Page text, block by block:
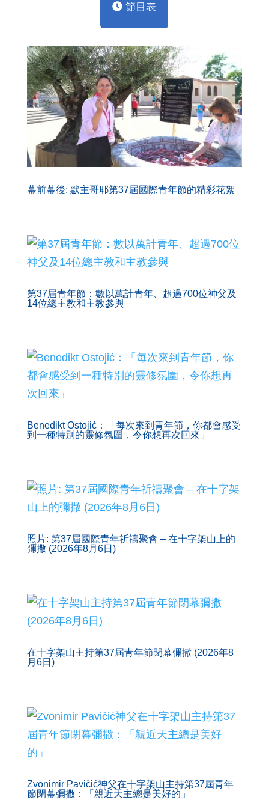
節目表
幕前幕後: 默主哥耶第37屆國際青年節的精彩花絮
第37屆青年節：數以萬計青年、超過700位神父及
14位總主教和主教參與
Benedikt Ostojić：「每次來到青年節，你都會感受
到一種特別的靈修氛圍，令你想再次回來」
照片: 第37屆國際青年祈禱聚會 – 在十字架山上的
彌撒 (2026年8月6日)
在十字架山主持第37屆青年節閉幕彌撒 (2026年8
月6日)
Zvonimir Pavičić神父在十字架山主持第37屆青年
節閉幕彌撒：「親近天主總是美好的」